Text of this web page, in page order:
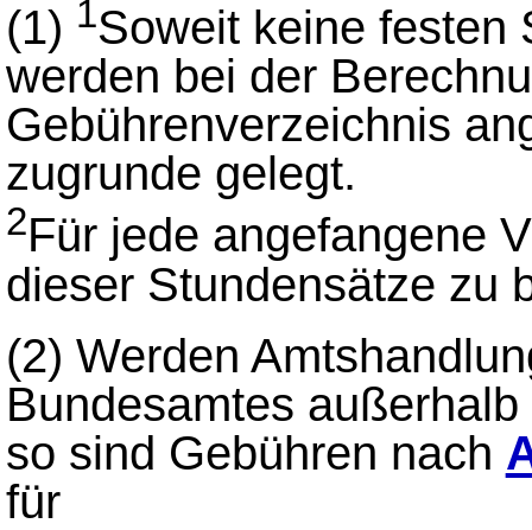
(1) 1Soweit keine festen
werden bei der
Gebührenverzeichnis
zugrunde gelegt.
2Für jede angefangene
dieser Stundensätze zu
(2) Werden
Bundesamtes
so sind Gebühren nach
für